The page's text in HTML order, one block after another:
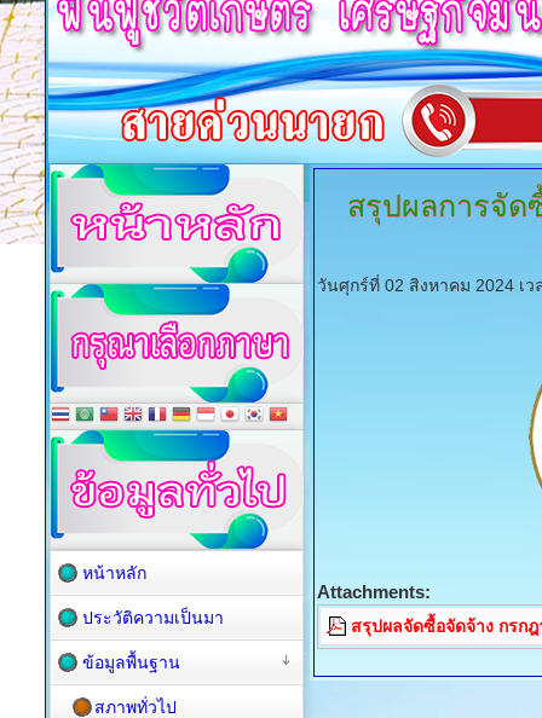
สรุปผลการจัด
วันศุกร์ที่ 02 สิงหาคม 2024 เ
Attachments:
สรุปผลจัดซื้อจัดจ้าง กรก
หน้าหลัก
ประวัติความเป็นมา
ข้อมูลพื้นฐาน
สภาพทั่วไป